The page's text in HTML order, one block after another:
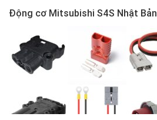
Động cơ Mitsubishi S4S Nhật Bản